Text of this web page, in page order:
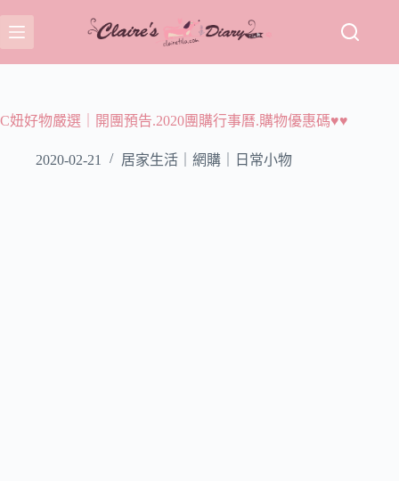
至
主
容
C妞好物嚴選｜開團預告.2020團購行事曆.購物優惠碼♥♥
2020-02-21 居家生活｜網購｜日常小物